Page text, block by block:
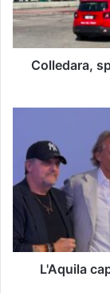
Colledara,
L'Aquila